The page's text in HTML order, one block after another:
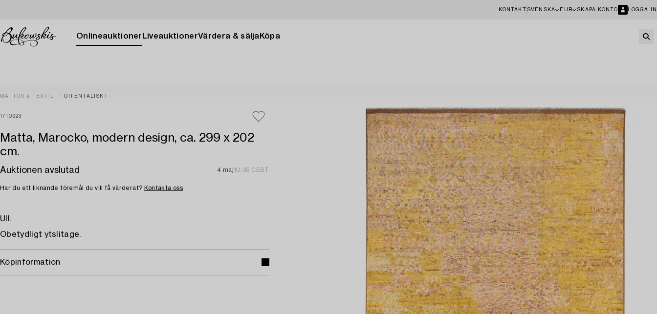
KONTAKT SVENSKA EUR SKAPA KONTO LOGGA IN
Onlineauktioner LiveauktionerVärdera & sälja Köpa
MATTOR & TEXTIL ORIENTALISKT
1710923
Matta, Marocko, modern design, ca. 299 x 202
cm.
Auktionen avslutad 4 maj10:35 CEST
Har du ett liknande föremål du vill få värderat? Kontakta oss
Ull.
Obetydligt ytslitage.
Köpinformation